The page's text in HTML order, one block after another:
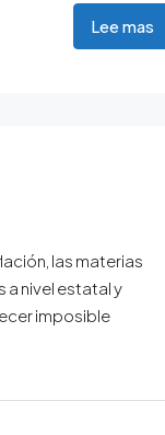
Lee mas
las materias
a nivel estatal y
imposible